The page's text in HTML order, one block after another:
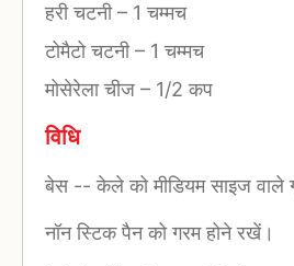
हरी चटनी– 1 चम्मच
टोमैटो चटनी– 1 चम्मच
मोसेरेला चीज – 1/2 कप
विधि
बेस -- केले को मीडियम साइज
नॉन स्टिक पैन को गरम होने रखें।